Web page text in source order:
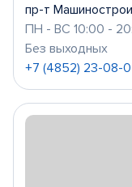
пр-т
ПН - ВС 10:00 -
Без выходных
+7 (4852) 23-08-